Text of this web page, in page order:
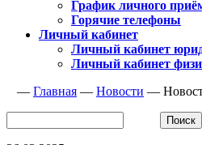
График личного
Горячие телефоны
Личный кабинет
Личный кабинет
Личный кабинет
— Главная — Новости —